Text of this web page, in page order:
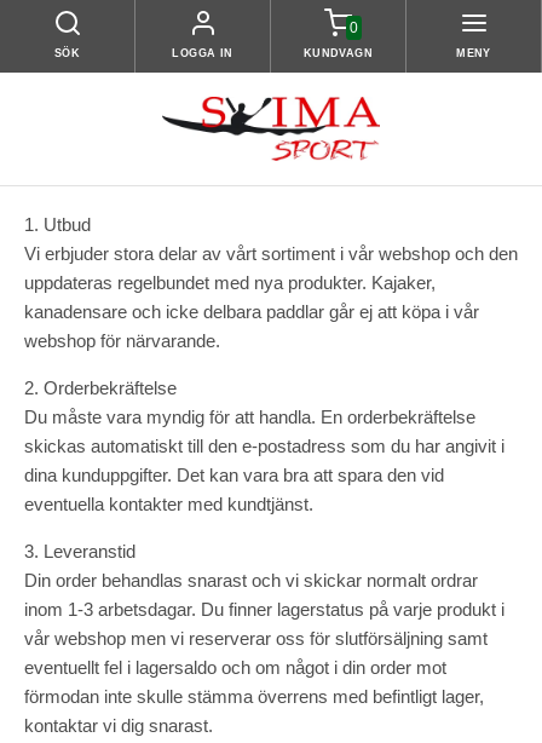
SÖK LOGGA IN
0
KUNDVAGN MENY
1. Utbud
Vi erbjuder stora delar av vårt sortiment i vår webshop och den
uppdateras regelbundet med nya produkter. Kajaker,
kanadensare och icke delbara paddlar går ej att köpa i vår
webshop för närvarande.
2. Orderbekräftelse
Du måste vara myndig för att handla. En orderbekräftelse
skickas automatiskt till den e-postadress som du har angivit i
dina kunduppgifter. Det kan vara bra att spara den vid
eventuella kontakter med kundtjänst.
3. Leveranstid
Din order behandlas snarast och vi skickar normalt ordrar
inom 1-3 arbetsdagar. Du finner lagerstatus på varje produkt i
vår webshop men vi reserverar oss för slutförsäljning samt
eventuellt fel i lagersaldo och om något i din order mot
förmodan inte skulle stämma överrens med befintligt lager,
kontaktar vi dig snarast.